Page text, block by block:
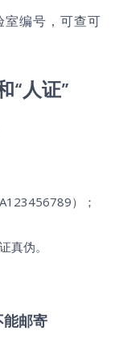
室编号，可查可
“人证”
A123456789）；
真伪。
邮寄